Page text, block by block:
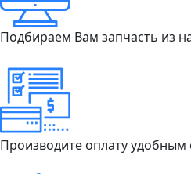
Подбираем Вам запчасть из
Производите оплату удобным